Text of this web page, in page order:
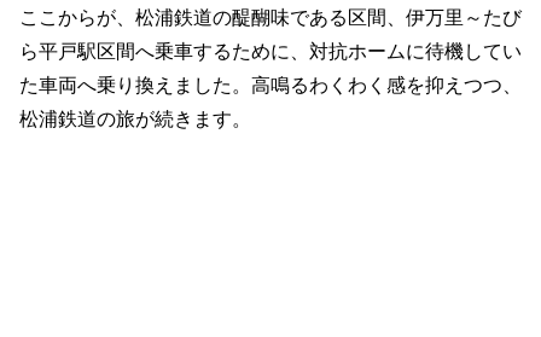
ここからが、松浦鉄道の醍醐味である区間、伊万里～たび
ら平戸駅区間へ乗車するために、対抗ホームに待機してい
た車両へ乗り換えました。高鳴るわくわく感を抑えつつ、
松浦鉄道の旅が続きます。